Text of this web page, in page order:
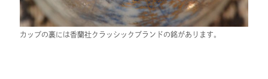
カップの裏には香蘭社クラッシックブランドの銘があります。